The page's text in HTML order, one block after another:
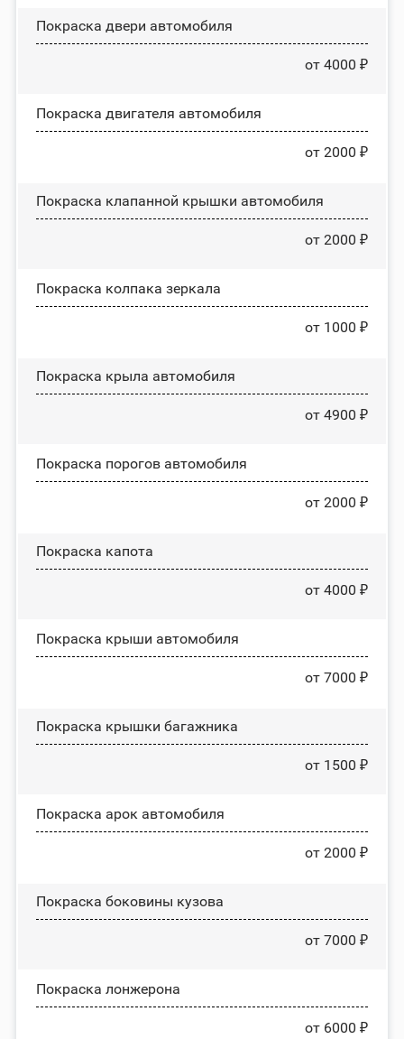
Покраска двери автомобиля
от 4000 ₽
Покраска двигателя автомобиля
от 2000 ₽
Покраска клапанной крышки автомобиля
от 2000 ₽
Покраска колпака зеркала
от 1000 ₽
Покраска крыла автомобиля
от 4900 ₽
Покраска порогов автомобиля
от 2000 ₽
Покраска капота
от 4000 ₽
Покраска крыши автомобиля
от 7000 ₽
Покраска крышки багажника
от 1500 ₽
Покраска арок автомобиля
от 2000 ₽
Покраска боковины кузова
от 7000 ₽
Покраска лонжерона
от 6000 ₽